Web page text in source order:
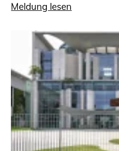
Meldung lesen